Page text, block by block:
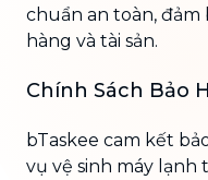
chuẩn an toàn,
hàng và tài sản.
Chính Sách Bảo
bTaskee cam kết
vụ vệ sinh máy lạnh